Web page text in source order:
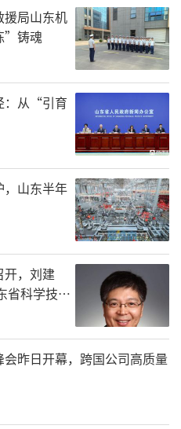
出了民族一家亲的神
英姿。诗朗诵《我和
歌如诉，慷慨激昂，
祖国的繁荣富强，表
憬。穿插于歌、舞、
钢铁洪流进行曲》、
演奏出了大家熟悉的
湃。晚会的压轴节目
》，将动听旋律与恢
彰，四位领唱者和几
舞蹈演员优美舞姿的
祖国更加辉煌的激昂
了全场观众的热烈掌
高潮。
援局山东机
”铸魂
：从“引育
，山东半年
开，刘建
省科学技术
昨日开幕，跨国公司高质量